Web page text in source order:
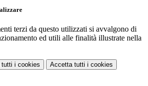
terzi da questo utilizzati si avvalgono di
ed utili alle finalità illustrate nella
tutti i cookies Accetta tutti i cookies